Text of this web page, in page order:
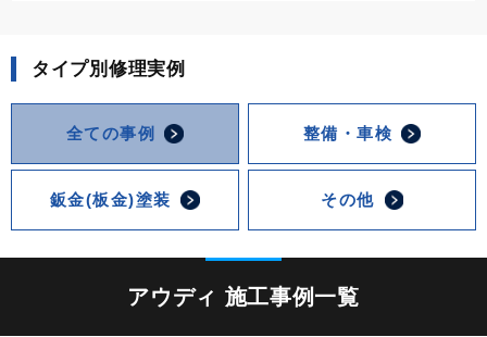
タイプ別修理実例
全ての事例 整備・車検
鈑金(板金)塗装 その他
アウディ 施工事例一覧